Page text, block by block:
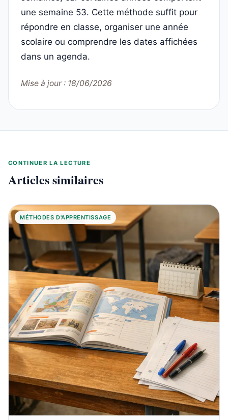
une semaine 53. Cette méthode suffit pour
répondre en classe, organiser une année
scolaire ou comprendre les dates affichées
dans un agenda.
Mise à jour : 18/06/2026
CONTINUER LA LECTURE
Articles similaires
MÉTHODES D'APPRENTISSAGE